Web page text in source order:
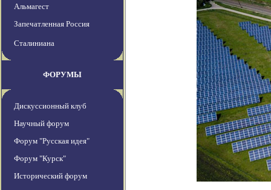
Альмагест
Запечатленная Россия
Сталиниана
ФОРУМЫ
Дискуссионный клуб
Научный форум
Форум "Русская идея"
Форум "Курск"
Исторический форум